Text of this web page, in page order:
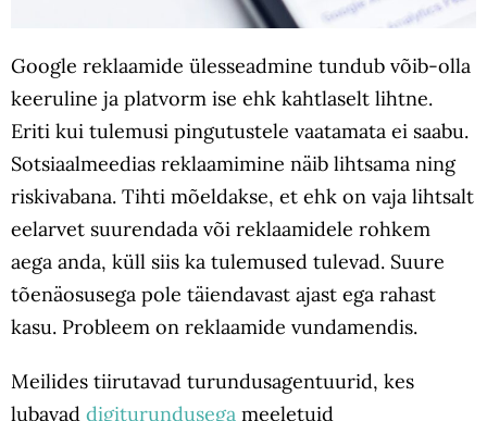
Google reklaamide ülesseadmine tundub võib-olla
keeruline ja platvorm ise ehk kahtlaselt lihtne.
Eriti kui tulemusi pingutustele vaatamata ei saabu.
Sotsiaalmeedias reklaamimine näib lihtsama ning
riskivabana. Tihti mõeldakse, et ehk on vaja lihtsalt
eelarvet suurendada või reklaamidele rohkem
aega anda, küll siis ka tulemused tulevad. Suure
tõenäosusega pole täiendavast ajast ega rahast
kasu. Probleem on reklaamide vundamendis.
Meilides tiirutavad turundusagentuurid, kes
lubavad digiturundusega meeletuid